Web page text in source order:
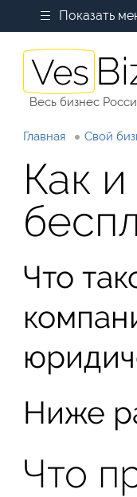
Показать
Весь бизнес
Главная Свой
Как
Что
Ниже
Что